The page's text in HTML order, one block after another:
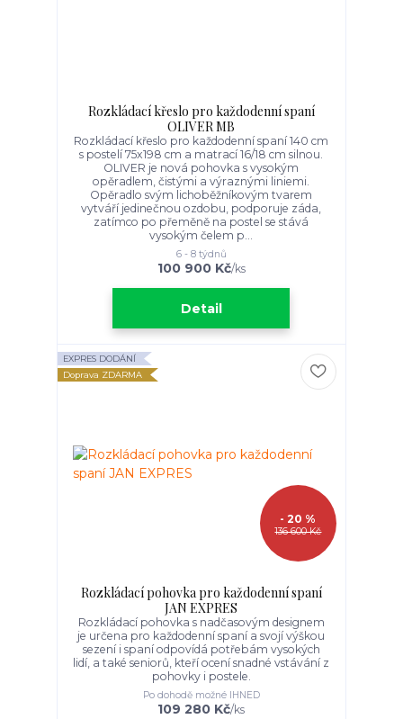
Rozkládací křeslo pro každodenní spaní
OLIVER MB
Rozkládací křeslo pro každodenní spaní 140 cm
s postelí 75x198 cm a matrací 16/18 cm silnou.
OLIVER je nová pohovka s vysokým
opěradlem, čistými a výraznými liniemi.
Opěradlo svým lichoběžníkovým tvarem
vytváří jedinečnou ozdobu, podporuje záda,
zatímco po přeměně na postel se stává
vysokým čelem p...
100 900 Kč/ks
6 - 8 týdnů
Detail
EXPRES DODÁNÍ
Doprava ZDARMA
136 600 Kč
- 20 %
Rozkládací pohovka pro každodenní spaní
JAN EXPRES
Rozkládací pohovka s nadčasovým designem
je určena pro každodenní spaní a svojí výškou
sezení i spaní odpovídá potřebám vysokých
lidí, a také seniorů, kteří ocení snadné vstávání z
pohovky i postele.
109 280 Kč/ks
Po dohodě možné IHNED